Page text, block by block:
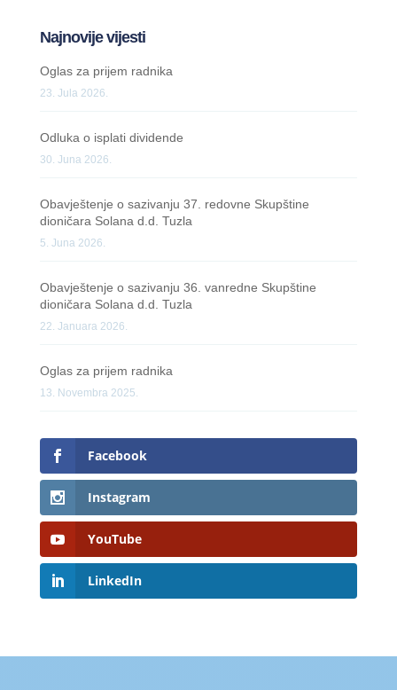
Najnovije vijesti
Oglas za prijem radnika
23. Jula 2026.
Odluka o isplati dividende
30. Juna 2026.
Obavještenje o sazivanju 37. redovne Skupštine
dioničara Solana d.d. Tuzla
5. Juna 2026.
Obavještenje o sazivanju 36. vanredne Skupštine
dioničara Solana d.d. Tuzla
22. Januara 2026.
Oglas za prijem radnika
13. Novembra 2025.
Facebook
Instagram
YouTube
LinkedIn